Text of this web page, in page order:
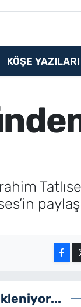
KÖŞE YAZILARI